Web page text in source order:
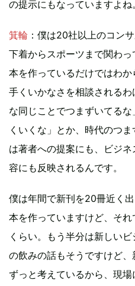
の提示にもなっていますよね。
箕輪 ：僕は20社以上のコン
下着からスポーツまで関わ
本を作っているだけではわ
手くいかなさを相談される
な同じことでつまずいてる
くいくな」とか、時代のつ
は著者への提案にも、ビジ
容にも反映されるんです。
僕は年間で新刊を20冊近く
本を作っていますけど、そ
くらい。もう半分は新しい
の飲みの話もそうですけど
ずっと考えているから、現